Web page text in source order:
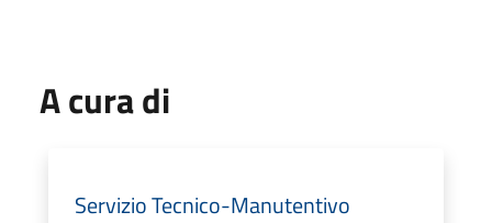
A cura di
Servizio Tecnico-Manutentivo